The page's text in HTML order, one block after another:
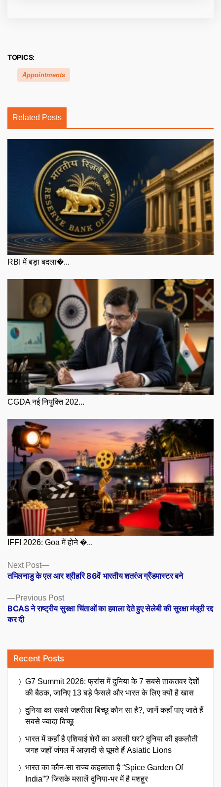
TOPICS:
Appointments
Related Posts
RBI में बड़ा बदला�...
CGDA नई नियुक्ति 202...
IFFI 2026: Goa में होने �...
Posts
navigation
Previous PostPrevious
post:
BCAS ने राष्ट्रीय सुरक्षा चिंताओं का हवाला देते हुए सेलेबी की सुरक्षा मंजूरी रद्द
कर दी
Next Post
Next
post:
तमिलनाडु के एल आर श्रीहरि 86वें भारतीय शतरंज ग्रैंडमास्टर बने
Recent Posts
G7 Summit 2026: फ्रांस में दुनिया के 7 सबसे ताकतवर देशों
की बैठक, जानिए 13 बड़े फैसले और भारत के लिए क्यों है खास
दुनिया का सबसे जहरीला बिच्छू कौन सा है?, जानें कहाँ पाए जाते हैं
सबसे ज्यादा बिच्छू
भारत में कहाँ है एशियाई शेरों का असली घर? दुनिया की इकलौती
जगह जहाँ जंगल में आज़ादी से घूमते हैं Asiatic Lions
भारत का कौन-सा राज्य कहलाता है “Spice Garden Of
India”? जिसके मसालें दुनिया-भर में है मशहूर